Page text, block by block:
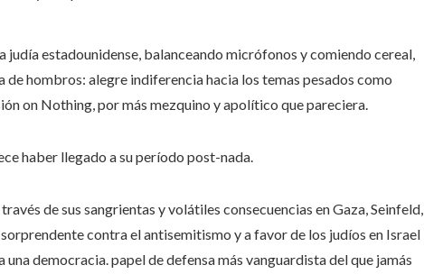
judía estadounidense, balanceando micrófonos y comiendo cereal,
hombros: alegre indiferencia hacia los temas pesados ​​como
on Nothing, por más mezquino y apolítico que pareciera.
haber llegado a su período post-nada.
de sus sangrientas y volátiles consecuencias en Gaza, Seinfeld,
contra el antisemitismo y a favor de los judíos en Israel
democracia. papel de defensa más vanguardista del que jamás